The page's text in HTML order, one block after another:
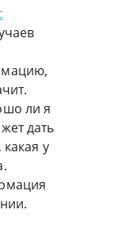
ли я
дать
какая у